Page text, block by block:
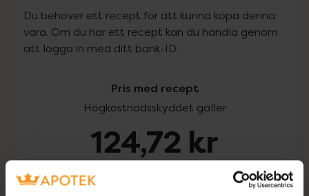
Du behöver ett recept för att kunna köpa denna
vara. Om du har ett recept kan du handla genom
att logga in med ditt bank-ID.
Pris med recept
Högkostnadsskyddet gäller
124,72 kr